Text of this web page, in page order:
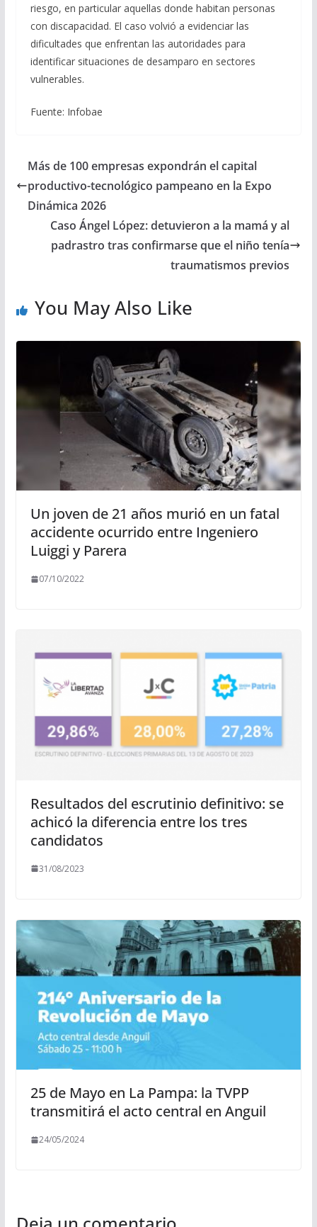
riesgo, en particular aquellas donde habitan personas
con discapacidad. El caso volvió a evidenciar las
dificultades que enfrentan las autoridades para
identificar situaciones de desamparo en sectores
vulnerables.
Fuente: Infobae
Más de 100 empresas expondrán el capital
productivo-tecnológico pampeano en la Expo
Dinámica 2026
Caso Ángel López: detuvieron a la mamá y al
padrastro tras confirmarse que el niño tenía
traumatismos previos
You May Also Like
Un joven de 21 años murió en un fatal
accidente ocurrido entre Ingeniero
Luiggi y Parera
07/10/2022
Resultados del escrutinio definitivo: se
achicó la diferencia entre los tres
candidatos
31/08/2023
25 de Mayo en La Pampa: la TVPP
transmitirá el acto central en Anguil
24/05/2024